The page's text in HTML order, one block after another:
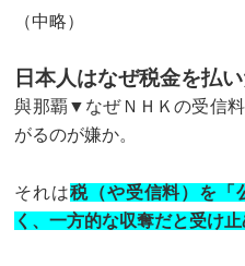
（中略）
日本人はなぜ税金を払
與那覇▼なぜＮＨＫの受信
がるのが嫌か。
それは税（や受信料）を「
く、一方的な収奪だと受け